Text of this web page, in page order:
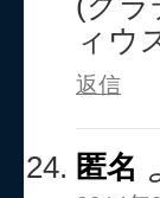
ィウ
返信
匿名